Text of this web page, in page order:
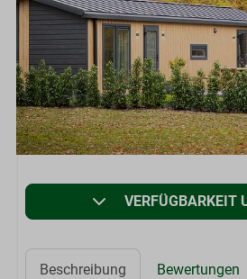
VERFÜGBARKEIT
Beschreibung Bewertungen